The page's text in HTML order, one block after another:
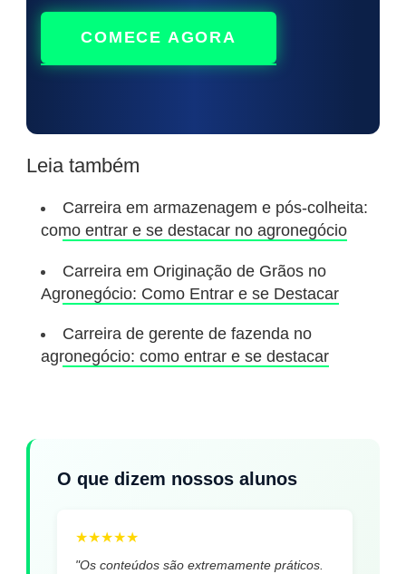
COMECE AGORA
Leia também
Carreira em armazenagem e pós-colheita:
como entrar e se destacar no agronegócio
Carreira em Originação de Grãos no
Agronegócio: Como Entrar e se Destacar
Carreira de gerente de fazenda no
agronegócio: como entrar e se destacar
O que dizem nossos alunos
★★★★★
"Os conteúdos são extremamente práticos.